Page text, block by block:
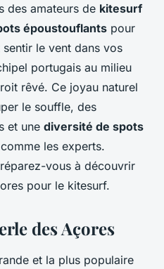
des amateurs de kitesurf
époustouflants pour
le vent dans vos
portugais au milieu
rêvé. Ce joyau naturel
le souffle, des
et une diversité de spots
les experts.
vous à découvrir
pour le kitesurf.
des Açores
et la plus populaire